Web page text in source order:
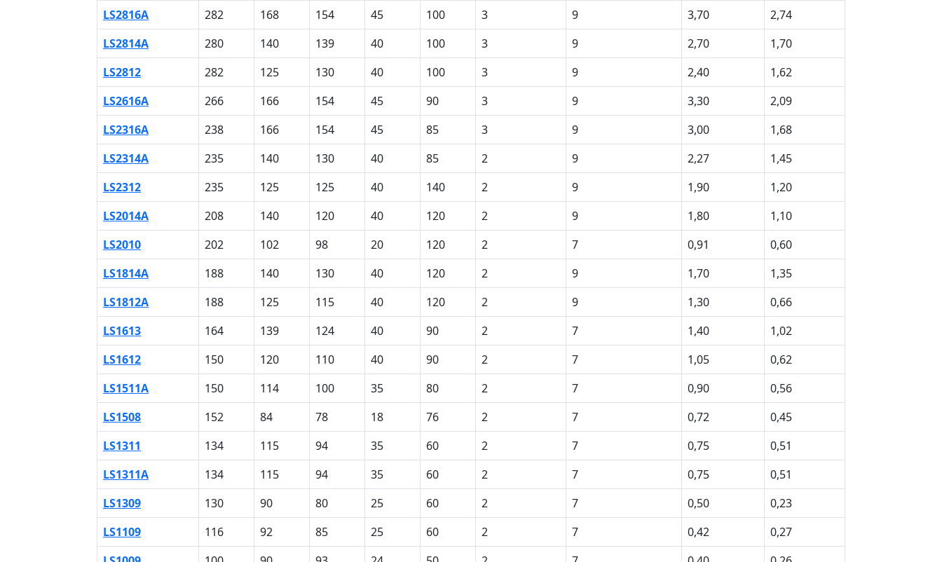
LS2816A
282 168 154 45 100 3 9 3,70
2,74
LS2814A
280 140 139 40 100 3 9 2,70
1,70
LS2812
282 125 130 40 100 3 9 2,40
1,62
LS2616A
266 166 154 45 90 3 9 3,30
2,09
LS2316A
238 166 154 45 85 3 9 3,00
1,68
LS2314A
235 140 130 40 85 2 9 2,27
1,45
LS2312
235 125 125 40 140 2 9 1,90
1,20
LS2014A
208 140 120 40 120 2 9 1,80
1,10
LS2010
202 102 98 20 120 2 7 0,91
0,60
LS1814A
188 140 130 40 120 2 9 1,70
1,35
LS1812A
188 125 115 40 120 2 9 1,30
0,66
LS1613
164 139 124 40 90 2 7 1,40
1,02
LS1612
150 120 110 40 90 2 7 1,05
0,62
LS1511A
150 114 100 35 80 2 7 0,90
0,56
LS1508
152 84 78 18 76 2 7 0,72
0,45
LS1311
134 115 94 35 60 2 7 0,75
0,51
LS1311A
134 115 94 35 60 2 7 0,75
0,51
LS1309
130 90 80 25 60 2 7 0,50
0,23
LS1109
116 92 85 25 60 2 7 0,42
0,27